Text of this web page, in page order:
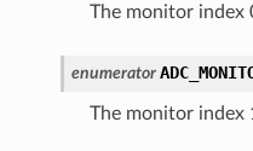
The monitor index
enumerator
The monitor index